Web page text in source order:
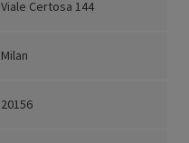
Viale Certosa 144
Milan
20156